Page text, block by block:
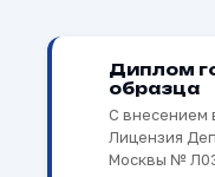
Диплом
образца
С внесением
Лицензия
Москвы №